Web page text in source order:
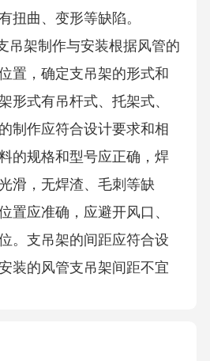
扭曲、变形等缺陷。
吊架制作与安装根据风管的
置，确定支吊架的形式和
形式有吊杆式、托架式、
制作应符合设计要求和相
的规格和型号应正确，焊
滑，无焊渣、毛刺等缺
置应准确，应避开风口、
。支吊架的间距应符合设
装的风管支吊架间距不宜
差不应超过±3mm/m，垂直